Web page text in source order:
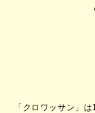
「クロワッサン」